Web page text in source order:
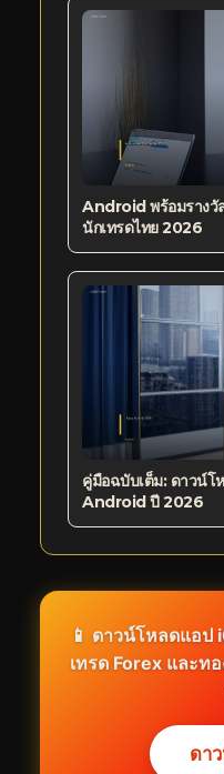
Android พร้อมราง
นักเทรดไทย 2026
คู่มือฉบับเต็ม: ดาวน์โ
Android ปี 2026
📱 ดาวน์โหลดแอ
เทรด Forex และท
ดา